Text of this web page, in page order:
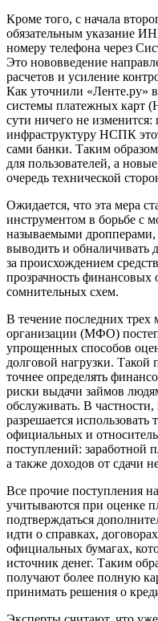
Кроме того, с начала
обязательным указание
номеру телефона через
Это нововведение
расчетов и усиление
Как уточнили «Ленте.ру»
системы платежных карт
сути ничего не
инфраструктуру НСПК
сами банки. Таким
для пользователей, а
очередь технической
Ожидается, что эта мера
инструментом в борьбе с
называемыми
выводить и обналичивать
за происхождением
прозрачность финансовых
сомнительных схем.
В течение последних
организации (МФО)
упрощенных способов
долговой нагрузки. Такой
точнее определять
риски выдачи займов
обслуживать. В
разрешается использовать
официальных и
поступлений: заработной
а также доходов от сдачи
Все прочие поступления
учитываются при оценке
подтверждаться
идти о справках,
официальных бумагах,
источник денег. Таким
получают более полную
принимать решения о